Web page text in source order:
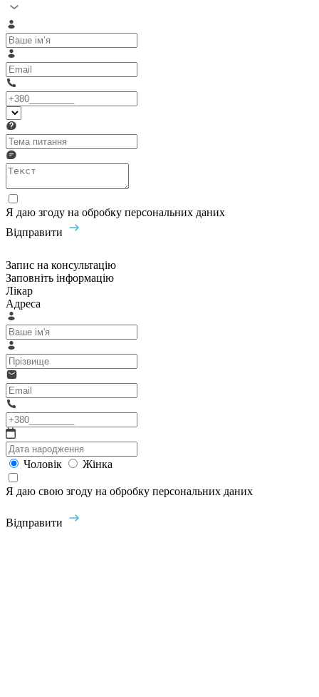
Я даю згоду на обробку персональних даних
Відправити
Запис на консультацію
Заповніть інформацію
Лікар
Адреса
Чоловік Жінка
Я даю свою згоду на обробку персональних даних
Відправити